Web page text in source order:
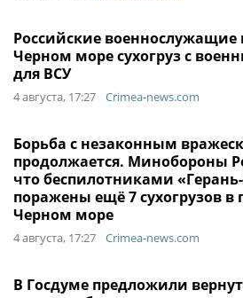
Российские военнослужащие
Черном море сухогруз с
для ВСУ
4 августа, 17:27 Crimea-news.com
Борьба с незаконным
продолжается. Минобороны
что беспилотниками
поражены ещё 7 сухогрузов в
Черном море
4 августа, 17:27 Crimea-news.com
В Госдуме предложили